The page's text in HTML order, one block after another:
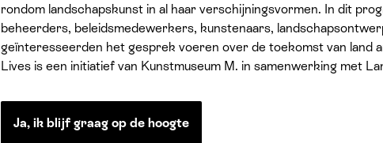
rondom landschapskunst in al haar verschijningsvormen. In dit
beheerders, beleidsmedewerkers, kunstenaars,
geïnteresseerden het gesprek voeren over de toekomst van land
Lives is een initiatief van Kunstmuseum M. in samenwerking met
Ja, ik blijf graag op de hoogte